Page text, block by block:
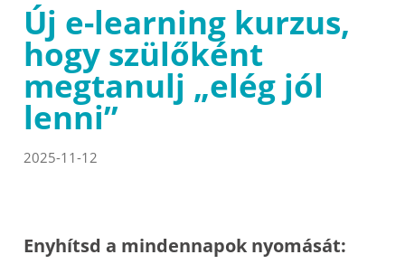
Új e-learning kurzus,
hogy szülőként
megtanulj „elég jól
lenni”
2025-11-12
Enyhítsd a mindennapok nyomását: